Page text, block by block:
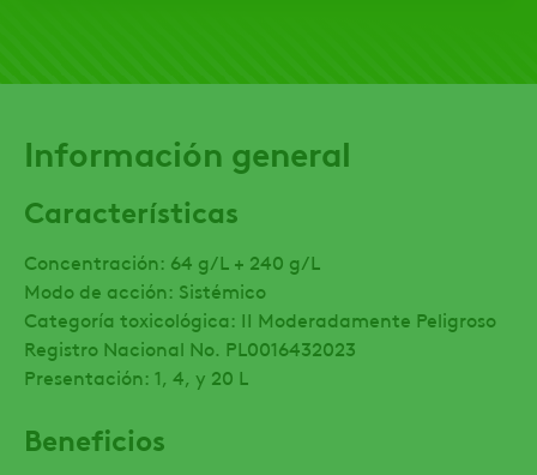
Información general
Características
Concentración: 64 g/L + 240 g/L
Modo de acción: Sistémico
Categoría toxicológica: II Moderadamente Peligroso
Registro Nacional No. PL0016432023
Presentación: 1, 4, y 20 L
Beneficios